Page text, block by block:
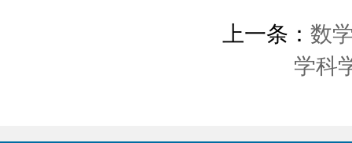
上一条： 数
学科